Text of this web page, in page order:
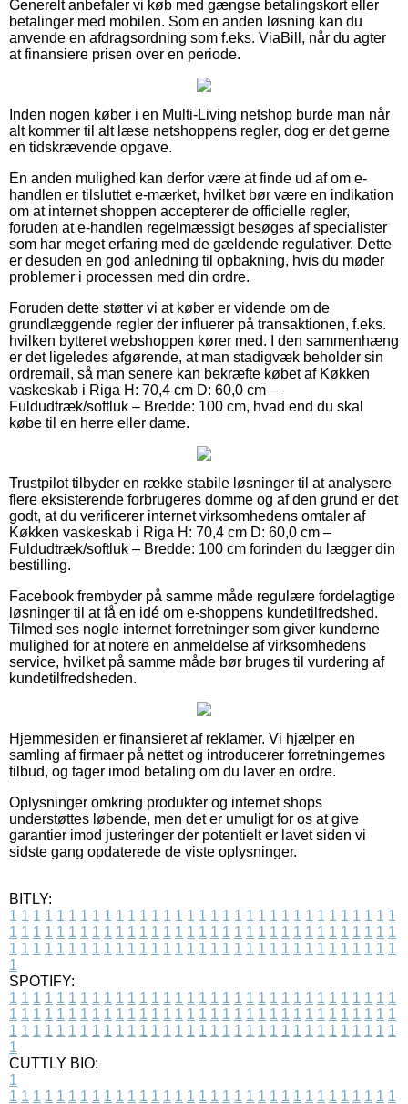
Generelt anbefaler vi køb med gængse betalingskort eller
betalinger med mobilen. Som en anden løsning kan du
anvende en afdragsordning som f.eks. ViaBill, når du agter
at finansiere prisen over en periode.
Inden nogen køber i en Multi-Living netshop burde man når
alt kommer til alt læse netshoppens regler, dog er det gerne
en tidskrævende opgave.
En anden mulighed kan derfor være at finde ud af om e-
handlen er tilsluttet e-mærket, hvilket bør være en indikation
om at internet shoppen accepterer de officielle regler,
foruden at e-handlen regelmæssigt besøges af specialister
som har meget erfaring med de gældende regulativer. Dette
er desuden en god anledning til opbakning, hvis du møder
problemer i processen med din ordre.
Foruden dette støtter vi at køber er vidende om de
grundlæggende regler der influerer på transaktionen, f.eks.
hvilken bytteret webshoppen kører med. I den sammenhæng
er det ligeledes afgørende, at man stadigvæk beholder sin
ordremail, så man senere kan bekræfte købet af Køkken
vaskeskab i Riga H: 70,4 cm D: 60,0 cm –
Fuldudtræk/softluk – Bredde: 100 cm, hvad end du skal
købe til en herre eller dame.
Trustpilot tilbyder en række stabile løsninger til at analysere
flere eksisterende forbrugeres domme og af den grund er det
godt, at du verificerer internet virksomhedens omtaler af
Køkken vaskeskab i Riga H: 70,4 cm D: 60,0 cm –
Fuldudtræk/softluk – Bredde: 100 cm forinden du lægger din
bestilling.
Facebook frembyder på samme måde regulære fordelagtige
løsninger til at få en idé om e-shoppens kundetilfredshed.
Tilmed ses nogle internet forretninger som giver kunderne
mulighed for at notere en anmeldelse af virksomhedens
service, hvilket på samme måde bør bruges til vurdering af
kundetilfredsheden.
Hjemmesiden er finansieret af reklamer. Vi hjælper en
samling af firmaer på nettet og introducerer forretningernes
tilbud, og tager imod betaling om du laver en ordre.
Oplysninger omkring produkter og internet shops
understøttes løbende, men det er umuligt for os at give
garantier imod justeringer der potentielt er lavet siden vi
sidste gang opdaterede de viste oplysninger.
BITLY:
1 1 1 1 1 1 1 1 1 1 1 1 1 1 1 1 1 1 1 1 1 1 1 1 1 1 1 1 1 1 1 1 1
1 1 1 1 1 1 1 1 1 1 1 1 1 1 1 1 1 1 1 1 1 1 1 1 1 1 1 1 1 1 1 1 1
1 1 1 1 1 1 1 1 1 1 1 1 1 1 1 1 1 1 1 1 1 1 1 1 1 1 1 1 1 1 1 1 1
1
SPOTIFY:
1 1 1 1 1 1 1 1 1 1 1 1 1 1 1 1 1 1 1 1 1 1 1 1 1 1 1 1 1 1 1 1 1
1 1 1 1 1 1 1 1 1 1 1 1 1 1 1 1 1 1 1 1 1 1 1 1 1 1 1 1 1 1 1 1 1
1 1 1 1 1 1 1 1 1 1 1 1 1 1 1 1 1 1 1 1 1 1 1 1 1 1 1 1 1 1 1 1 1
1
CUTTLY BIO:
1
1 1 1 1 1 1 1 1 1 1 1 1 1 1 1 1 1 1 1 1 1 1 1 1 1 1 1 1 1 1 1 1 1